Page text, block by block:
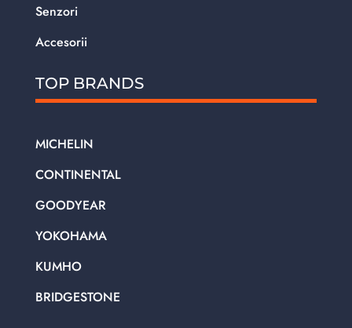
Senzori
Accesorii
TOP BRANDS
MICHELIN
CONTINENTAL
GOODYEAR
YOKOHAMA
KUMHO
BRIDGESTONE